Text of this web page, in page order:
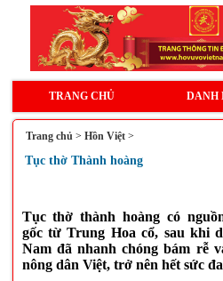
TRANG CHỦ DANH
Trang chủ > Hồn Việt>
Tục thờ Thành hoàng
Tục thờ thành hoàng có
gốc từ Trung Hoa cổ, sau khi
Nam đã nhanh chóng bám rễ
nông dân Việt, trở nên hết sức